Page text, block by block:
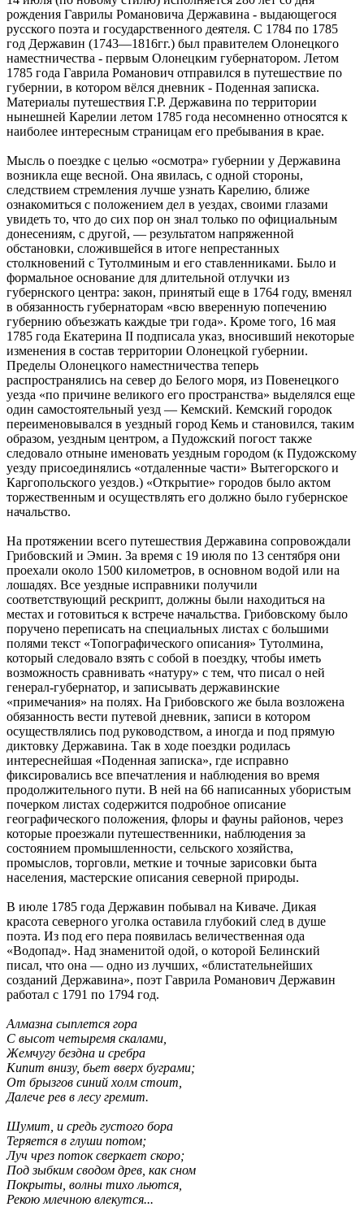
рождения Гаврилы Романовича Державина - выдающегося
русского поэта и государственного деятеля. С 1784 по 1785
год Державин (1743—1816гг.) был правителем Олонецкого
наместничества - первым Олонецким губернатором. Летом
1785 года Гаврила Романович отправился в путешествие по
губернии, в котором вёлся дневник - Поденная записка.
Материалы путешествия Г.Р. Державина по территории
нынешней Карелии летом 1785 года несомненно относятся к
наиболее интересным страницам его пребывания в крае.
Мысль о поездке с целью «осмотра» губернии у Державина
возникла еще весной. Она явилась, с одной стороны,
следствием стремления лучше узнать Карелию, ближе
ознакомиться с положением дел в уездах, своими глазами
увидеть то, что до сих пор он знал только по официальным
донесениям, с другой, — результатом напряженной
обстановки, сложившейся в итоге непрестанных
столкновений с Тутолминым и его ставленниками. Было и
формальное основание для длительной отлучки из
губернского центра: закон, принятый еще в 1764 году, вменял
в обязанность губернаторам «всю вверенную попечению
губернию объезжать каждые три года». Кроме того, 16 мая
1785 года Екатерина II подписала указ, вносивший некоторые
изменения в состав территории Олонецкой губернии.
Пределы Олонецкого наместничества теперь
распространялись на север до Белого моря, из Повенецкого
уезда «по причине великого его пространства» выделялся еще
один самостоятельный уезд — Кемский. Кемский городок
переименовывался в уездный город Кемь и становился, таким
образом, уездным центром, а Пудожский погост также
следовало отныне именовать уездным городом (к Пудожскому
уезду присоединялись «отдаленные части» Вытегорского и
Каргопольского уездов.) «Открытие» городов было актом
торжественным и осуществлять его должно было губернское
начальство.
На протяжении всего путешествия Державина сопровождали
Грибовский и Эмин. За время с 19 июля по 13 сентября они
проехали около 1500 километров, в основном водой или на
лошадях. Все уездные исправники получили
соответствующий рескрипт, должны были находиться на
местах и готовиться к встрече начальства. Грибовскому было
поручено переписать на специальных листах с большими
полями текст «Топографического описания» Тутолмина,
который следовало взять с собой в поездку, чтобы иметь
возможность сравнивать «натуру» с тем, что писал о ней
генерал-губернатор, и записывать державинские
«примечания» на полях. На Грибовского же была возложена
обязанность вести путевой дневник, записи в котором
осуществлялись под руководством, а иногда и под прямую
диктовку Державина. Так в ходе поездки родилась
интереснейшая «Поденная записка», где исправно
фиксировались все впечатления и наблюдения во время
продолжительного пути. В ней на 66 написанных убористым
почерком листах содержится подробное описание
географического положения, флоры и фауны районов, через
которые проезжали путешественники, наблюдения за
состоянием промышленности, сельского хозяйства,
промыслов, торговли, меткие и точные зарисовки быта
населения, мастерские описания северной природы.
В июле 1785 года Державин побывал на Киваче. Дикая
красота северного уголка оставила глубокий след в душе
поэта. Из под его пера появилась величественная ода
«Водопад». Над знаменитой одой, о которой Белинский
писал, что она — одно из лучших, «блистательнейших
созданий Державина», поэт Гаврила Романович Державин
работал с 1791 по 1794 год.
Алмазна сыплется гора
С высот четыремя скалами,
Жемчугу бездна и сребра
Кипит внизу, бьет вверх буграми;
От брызгов синий холм стоит,
Далече рев в лесу гремит.
Шумит, и средь густого бора
Теряется в глуши потом;
Луч чрез поток сверкает скоро;
Под зыбким сводом древ, как сном
Покрыты, волны тихо льются,
Рекою млечною влекутся...